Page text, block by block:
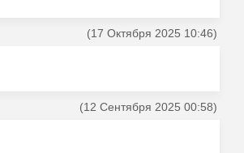
(17 Октября 2025 10:46)
(12 Сентября 2025 00:58)